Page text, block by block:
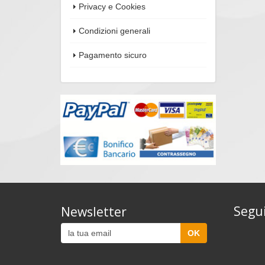
Privacy e Cookies
Condizioni generali
Pagamento sicuro
Newsletter